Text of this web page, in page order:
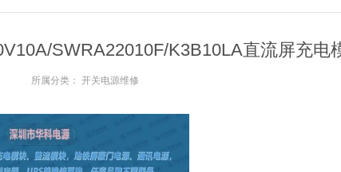
SWRA22010F/K3B10LA直流屏充电
所属分类： 开关电源维修